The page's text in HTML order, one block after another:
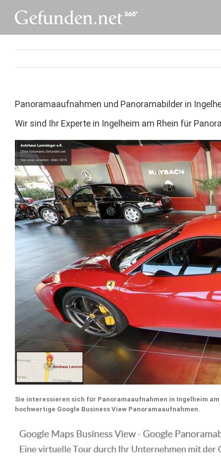
content
Panoramaaufnahmen und Panoramabilder in
Wir sind Ihr Experte in Ingelheim am Rhein für
Sie interessieren sich für Panoramaaufnahmen in Ingelheim
hochwertige Google Business View Panoramaaufnahmen.